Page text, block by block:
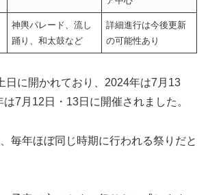
神輿パレード、流し
踊り、和太鼓など
詳細進行は今後更新
の可能性あり
日に開かれており、2024年は7月13
7月12日・13日に開催されました。
毎年ほぼ同じ時期に行われる祭りだと